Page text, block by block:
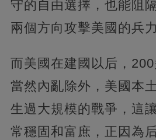
守的自由選擇，也能阻
兩個方向攻擊美國的兵力
而美國在建國以后，200
當然內亂除外，美國本
生過大規模的戰爭，這
常穩固和富庶，正因為